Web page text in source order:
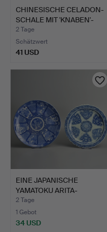
CHINESISCHE CELADON-
SCHALE MIT 'KNABEN'-
DE…
2 Tage
Schätzwert
41 USD
EINE JAPANISCHE
YAMATOKU ARITA-
PORZELLANSC…
2 Tage
1 Gebot
34 USD